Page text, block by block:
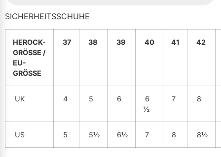
SICHERHEITSSCHUHE
HEROCK-
GRÖSSE /
EU-
GRÖSSE
37 38 39 40 41 42
UK 4 5 6
6
½
7 8
US 5 5½ 6½ 7 8 8½